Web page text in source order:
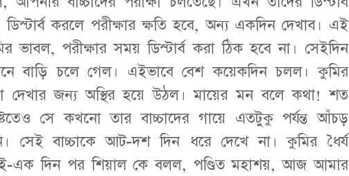
ডিস্টার্ব করলে পরীক্ষার ক্ষতি হবে, অন্য একদিন দেখাব। এই
ভাবল, পরীক্ষার সময় ডিস্টার্ব করা ঠিক হবে না। সেইদিন
বাড়ি চলে গেল। এইভাবে বেশ কয়েকদিন চলল। কুমির
দেখার জন্য অস্থির হয়ে উঠল। মায়ের মন বলে কথা! শত
সে কখনো তার বাচ্চাদের গায়ে এতটুকু পর্যন্ত আঁচড়
সেই বাচ্চাকে আট-দশ দিন ধরে দেখে না। কুমির ধৈর্য
এক দিন পর শিয়াল কে বলল, পণ্ডিত মহাশয়, আজ আমার